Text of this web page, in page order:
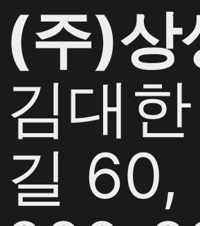
(주)상
김대
길 60,